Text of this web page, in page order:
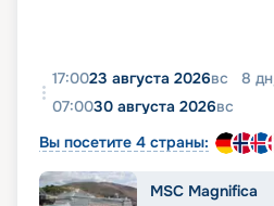
17:0023 августа 2026вс 8 дн
07:0030 августа 2026вс
Вы посетите 4 страны:
MSC Magnifica